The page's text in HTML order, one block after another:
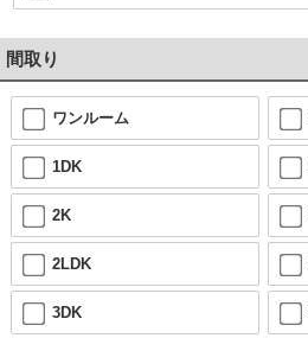
間取り
ワンルーム
1DK
2K
2LDK
3DK